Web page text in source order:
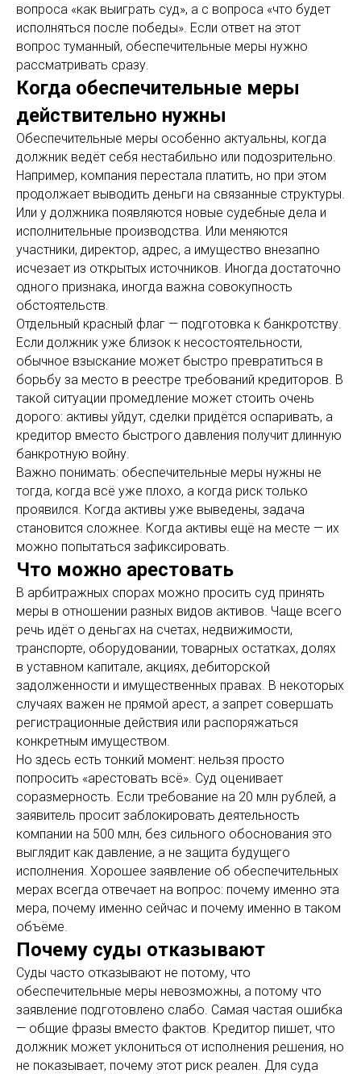
вопроса «как выиграть суд», а с вопроса «что будет
исполняться после победы». Если ответ на этот
вопрос туманный, обеспечительные меры нужно
рассматривать сразу.
Когда обеспечительные меры
действительно нужны
Обеспечительные меры особенно актуальны, когда
должник ведёт себя нестабильно или подозрительно.
Например, компания перестала платить, но при этом
продолжает выводить деньги на связанные структуры.
Или у должника появляются новые судебные дела и
исполнительные производства. Или меняются
участники, директор, адрес, а имущество внезапно
исчезает из открытых источников. Иногда достаточно
одного признака, иногда важна совокупность
обстоятельств.
Отдельный красный флаг — подготовка к банкротству.
Если должник уже близок к несостоятельности,
обычное взыскание может быстро превратиться в
борьбу за место в реестре требований кредиторов. В
такой ситуации промедление может стоить очень
дорого: активы уйдут, сделки придётся оспаривать, а
кредитор вместо быстрого давления получит длинную
банкротную войну.
Важно понимать: обеспечительные меры нужны не
тогда, когда всё уже плохо, а когда риск только
проявился. Когда активы уже выведены, задача
становится сложнее. Когда активы ещё на месте — их
можно попытаться зафиксировать.
Что можно арестовать
В арбитражных спорах можно просить суд принять
меры в отношении разных видов активов. Чаще всего
речь идёт о деньгах на счетах, недвижимости,
транспорте, оборудовании, товарных остатках, долях
в уставном капитале, акциях, дебиторской
задолженности и имущественных правах. В некоторых
случаях важен не прямой арест, а запрет совершать
регистрационные действия или распоряжаться
конкретным имуществом.
Но здесь есть тонкий момент: нельзя просто
попросить «арестовать всё». Суд оценивает
соразмерность. Если требование на 20 млн рублей, а
заявитель просит заблокировать деятельность
компании на 500 млн, без сильного обоснования это
выглядит как давление, а не защита будущего
исполнения. Хорошее заявление об обеспечительных
мерах всегда отвечает на вопрос: почему именно эта
мера, почему именно сейчас и почему именно в таком
объёме.
Почему суды отказывают
Суды часто отказывают не потому, что
обеспечительные меры невозможны, а потому что
заявление подготовлено слабо. Самая частая ошибка
— общие фразы вместо фактов. Кредитор пишет, что
должник может уклониться от исполнения решения, но
не показывает, почему этот риск реален. Для суда